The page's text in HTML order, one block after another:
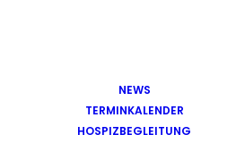
NEWS
TERMINKALENDER
HOSPIZBEGLEITUNG